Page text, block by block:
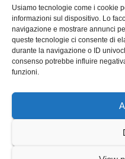
Usiamo tecnologie come i cookie
informazioni sul dispositivo. Lo
navigazione e mostrare annunci
queste tecnologie ci consente di
durante la navigazione o ID
consenso potrebbe influire
funzioni.
Proudly powered by WordPress